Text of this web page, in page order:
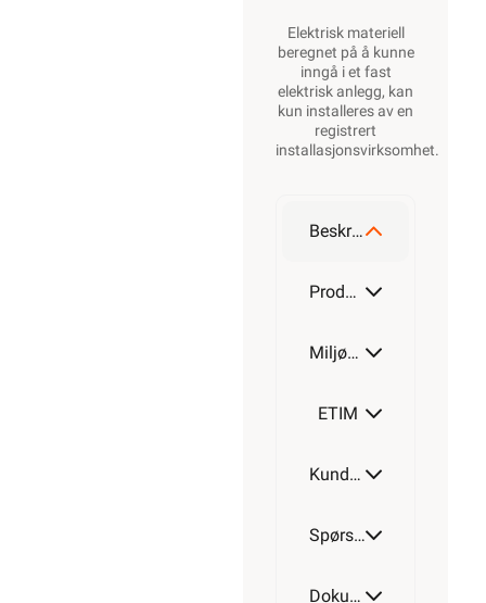
Elektrisk materiell
beregnet på å kunne
inngå i et fast
elektrisk anlegg, kan
kun installeres av en
registrert
installasjonsvirksomhet.
Beskrivelse
Produktdetaljer
Miljøparametere
ETIM
Kundeomtale
Spørsmål og svar
Dokumentasjon